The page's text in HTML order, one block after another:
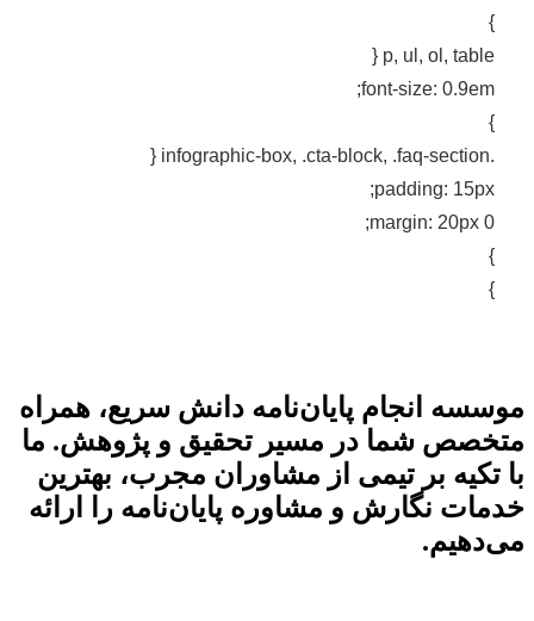
}
p, ul, ol, table {
font-size: 0.9em;
}
.infographic-box, .cta-block, .faq-section {
padding: 15px;
margin: 20px 0;
}
}
موسسه انجام پایان‌نامه دانش سریع، همراه
متخصص شما در مسیر تحقیق و پژوهش. ما
با تکیه بر تیمی از مشاوران مجرب، بهترین
خدمات نگارش و مشاوره پایان‌نامه را ارائه
می‌دهیم.